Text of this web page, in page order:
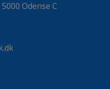
Odense C